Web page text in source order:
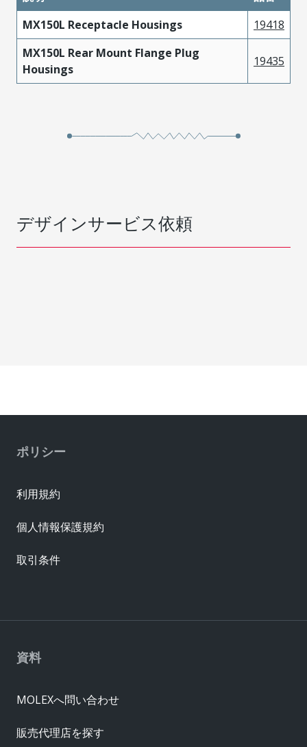
MX150L Receptacle Housings
19418
MX150L Rear Mount Flange Plug
Housings
19435
デザインサービス依頼
資料
MOLEXへ問い合わせ
販売代理店を探す
ポリシー
利用規約
個人情報保護規約
取引条件